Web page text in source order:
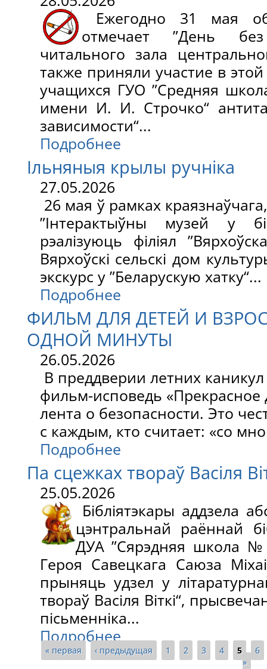
Ежегодно 31 мая
отмечает ”День
читального зала
также приняли участие в
учащихся ГУО ”Средняя
имени И. И. Строчко“
зависимости“...
Подробнее
Ільняныя крылы ручніка
27.05.2026
26 мая ў рамках
”Інтерактыўны музей у
рэалізуюць філіял
Вярхоўскі сельскі дом
экскурс у ”Беларускую хатку“...
Подробнее
ФИЛЬМ ДЛЯ ДЕТЕЙ И
ОДНОЙ МИНУТЫ
26.05.2026
В преддверии летних
фильм-исповедь «Прекрасное
лента о безопасности. Это
с каждым, кто считает: «со
Подробнее
Па сцежках твораў Васіля
25.05.2026
Бібліятэкары аддзела
цэнтральнай раённай
ДУА ”Сярэдняя школа
Героя Савецкага Саюза
прыняць удзел у
твораў Васіля Віткі“,
пісьменніка...
Подробнее
« первая ‹ предыдущая 1 2 3 4 5
6
»